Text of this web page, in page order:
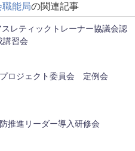
職能局の関連記事
レティックトレーナー協議会認
講習会
ロジェクト委員会 定例会
推進リーダー導入研修会